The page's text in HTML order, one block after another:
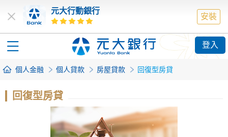
元大行動銀行
安裝
登入
個人金融 個人貸款 房屋貸款 回復型房貸
回復型房貸